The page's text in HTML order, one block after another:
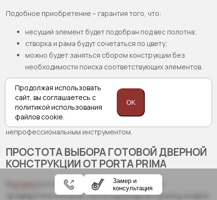
Подобное приобретение – гарантия того, что:
несущий элемент будет подобран под вес полотна;
створка и рама будут сочетаться по цвету;
можно будет заняться сбором конструкции без
необходимости поиска соответствующих элементов.
Собранная деревянная дверь с готовой коробкой
предполагает зарезку погонажа в заводских условиях
производителем. Это предотвратит ошибки, которые можно
сделать при самостоятельных работах
непрофессиональным инструментом.
ПРОСТОТА ВЫБОРА ГОТОВОЙ ДВЕРНОЙ
КОНСТРУКЦИИ ОТ PORTA PRIMA
каталоге
есть продукция в сборе с указанием
предварительной цены. После перехода на страницу модели
Замер и
консультация
Продолжая использовать
сайт, вы соглашаетесь с
политикой использования
файлов cookie.
OK